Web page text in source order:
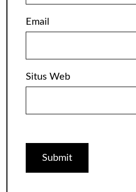
Email
Situs Web